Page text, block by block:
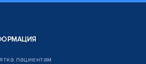
пациентам